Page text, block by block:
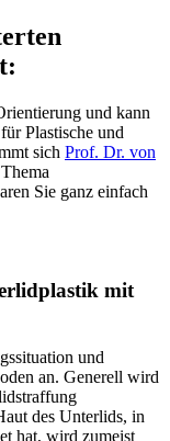
und kann
Plastische und
sich Prof. Dr. von
Sie ganz einfach
mit
und
an. Generell wird
des Unterlids, in
hat, wird zumeist